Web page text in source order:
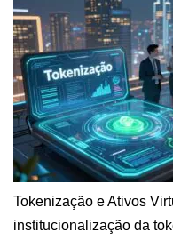
Tokenização e Ativos
institucionalização da